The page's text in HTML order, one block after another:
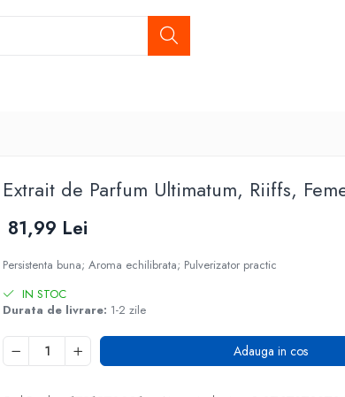
Extrait de Parfum Ultimatum, Riiffs,
81,99 Lei
Persistenta buna; Aroma echilibrata; Pulverizator practic
IN STOC
Durata de livrare: 1-2 zile
Adauga in cos